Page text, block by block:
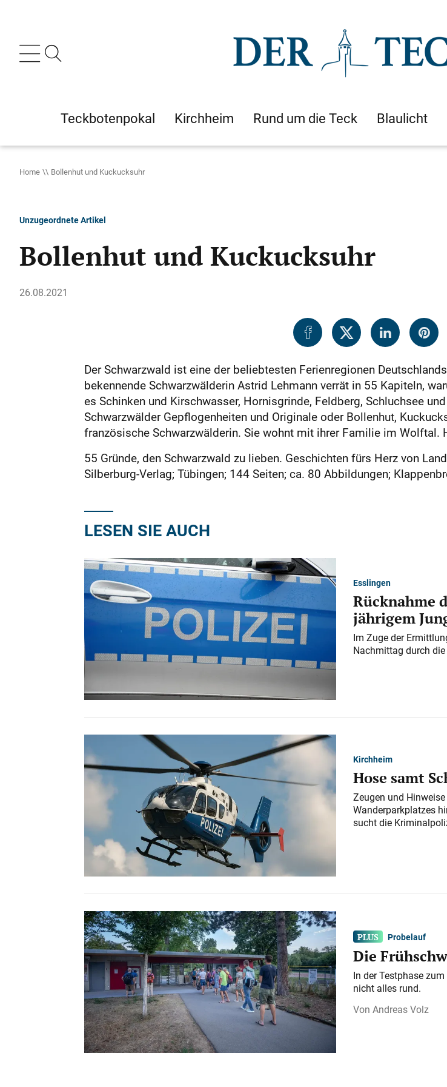
Teckbotenpokal Kirchheim Rund um die Teck Blaulicht
Home Bollenhut und Kuckucksuhr
Unzugeordnete Artikel
Bollenhut und Kuckucksuhr
26.08.2021
Der Schwarzwald ist eine der beliebtesten Ferienregionen
bekennende Schwarzwälderin Astrid Lehmann verrät in 55 Kapiteln,
es Schinken und Kirschwasser, Hornisgrinde, Feldberg, Schluchsee
Schwarzwälder Gepflogenheiten und Originale oder Bollenhut,
französische Schwarzwälderin. Sie wohnt mit ihrer Familie im
55 Gründe, den Schwarzwald zu lieben. Geschichten fürs Herz von
Silberburg-Verlag; Tübingen; 144 Seiten; ca. 80 Abbildungen;
LESEN SIE AUCH
Esslingen
Rücknahme
jährigem
Im Zuge der
Nachmittag durch
Kirchheim
Hose samt
Zeugen und
Wanderparkplatzes
sucht die
Probelauf
Die
In der Testphase
nicht alles rund.
Andreas Volz